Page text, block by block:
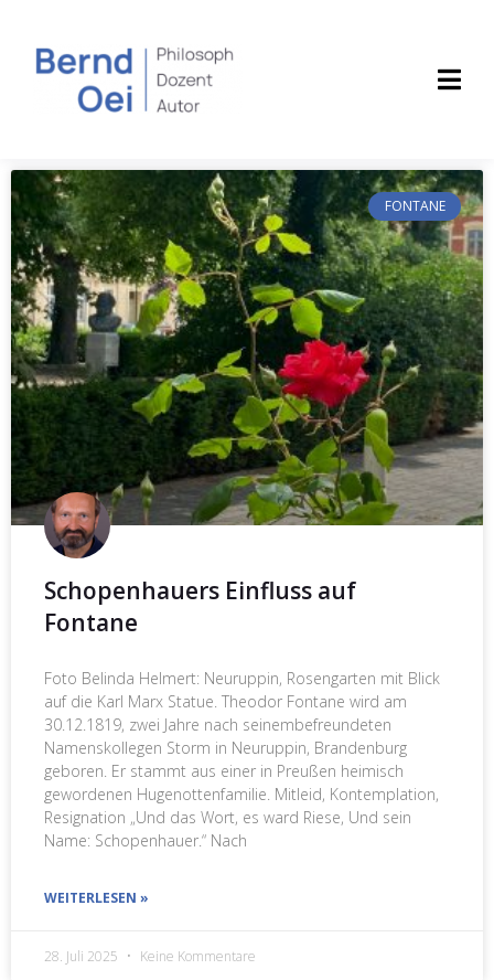
FONTANE
Schopenhauers Einfluss auf
Fontane
Foto Belinda Helmert: Neuruppin, Rosengarten mit Blick
auf die Karl Marx Statue. Theodor Fontane wird am
30.12.1819, zwei Jahre nach seinembefreundeten
Namenskollegen Storm in Neuruppin, Brandenburg
geboren. Er stammt aus einer in Preußen heimisch
gewordenen Hugenottenfamilie. Mitleid, Kontemplation,
Resignation „Und das Wort, es ward Riese, Und sein
Name: Schopenhauer.“ Nach
WEITERLESEN »
28. Juli 2025 Keine Kommentare